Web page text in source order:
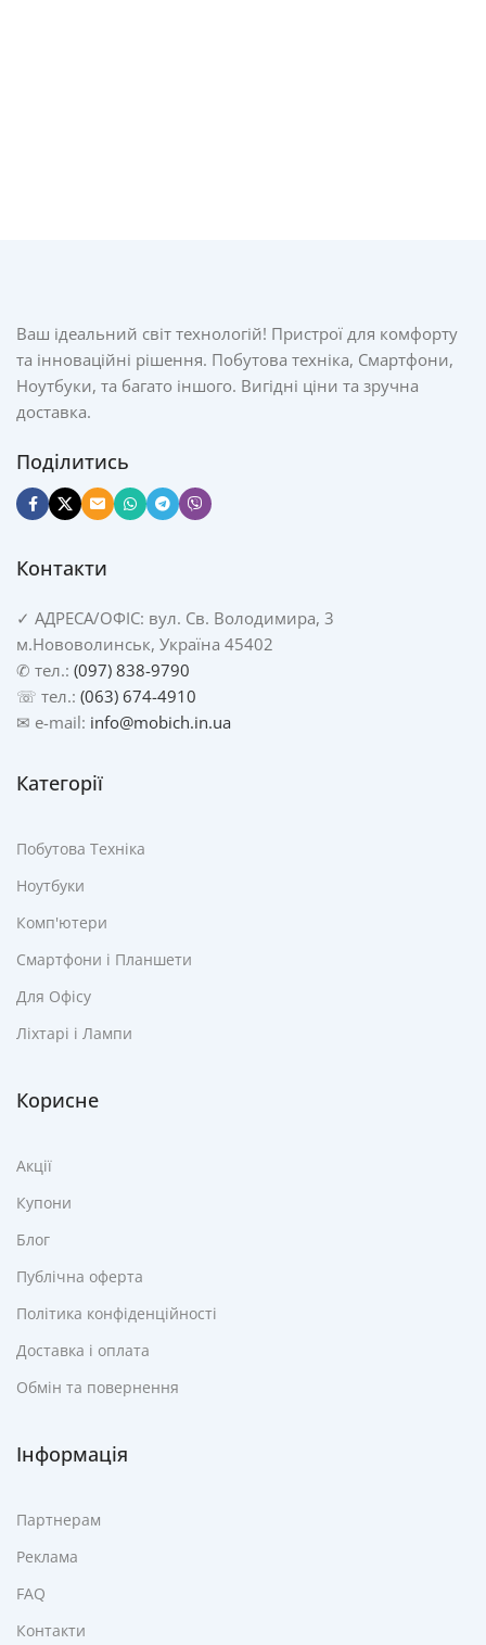
Ваш ідеальний світ технологій! Пристрої для комфорту
та інноваційні рішення. Побутова техніка, Смартфони,
Ноутбуки, та багато іншого. Вигідні ціни та зручна
доставка.
Поділитись
Контакти
✓ АДРЕСА/ОФІС: вул. Св. Володимира, 3
м.Нововолинськ, Україна 45402
✆ тел.: (097) 838-9790
☏ тел.: (063) 674-4910
✉ e-mail: info@mobich.in.ua
Категорії
Побутова Техніка
Ноутбуки
Комп'ютери
Смартфони і Планшети
Для Офісу
Ліхтарі і Лампи
Корисне
Акції
Купони
Блог
Публічна оферта
Політика конфіденційності
Доставка і оплата
Обмін та повернення
Інформація
Партнерам
Реклама
FAQ
Контакти